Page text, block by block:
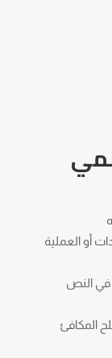
أو العملية
في النص
المكافئ